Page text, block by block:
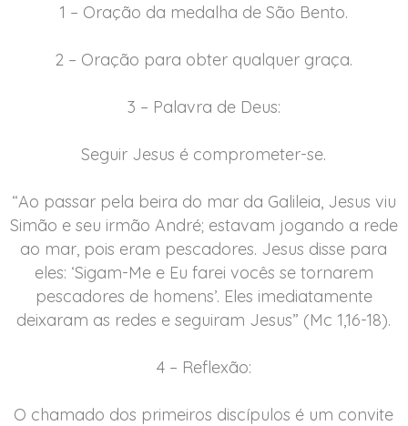
1 – Oração da medalha de São Bento.
2 – Oração para obter qualquer graça.
3 – Palavra de Deus:
Seguir Jesus é comprometer-se.
“Ao passar pela beira do mar da Galileia, Jesus viu
Simão e seu irmão André; estavam jogando a rede
ao mar, pois eram pescadores. Jesus disse para
eles: ‘Sigam-Me e Eu farei vocês se tornarem
pescadores de homens’. Eles imediatamente
deixaram as redes e seguiram Jesus” (Mc 1,16-18).
4 – Reflexão:
O chamado dos primeiros discípulos é um convite